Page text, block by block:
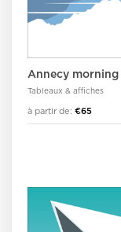
Annecy morning
Tableaux & affiches
à partir de: €65